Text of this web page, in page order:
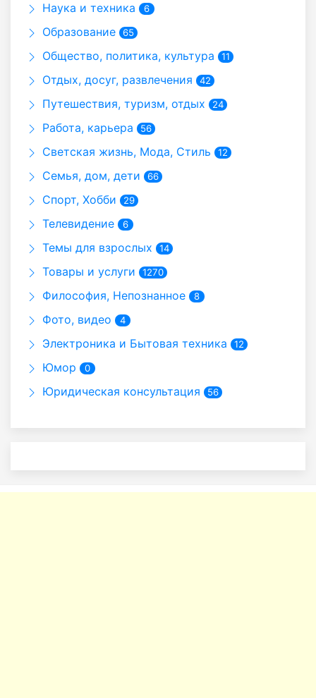
Наука и техника 6
Образование 65
Общество, политика, культура 11
Отдых, досуг, развлечения 42
Путешествия, туризм, отдых 24
Работа, карьера 56
Светская жизнь, Мода, Стиль 12
Семья, дом, дети 66
Спорт, Хобби 29
Телевидение 6
Темы для взрослых 14
Товары и услуги 1270
Философия, Непознанное 8
Фото, видео 4
Электроника и Бытовая техника 12
Юмор 0
Юридическая консультация 56